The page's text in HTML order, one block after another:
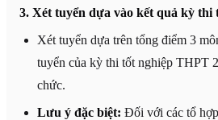
3. Xét tuyển dựa vào kết quả kỳ thi
Xét tuyển dựa trên tổng điểm 3
tuyển của kỳ thi tốt nghiệp THPT
chức.
Lưu ý đặc biệt: Đối với các tổ